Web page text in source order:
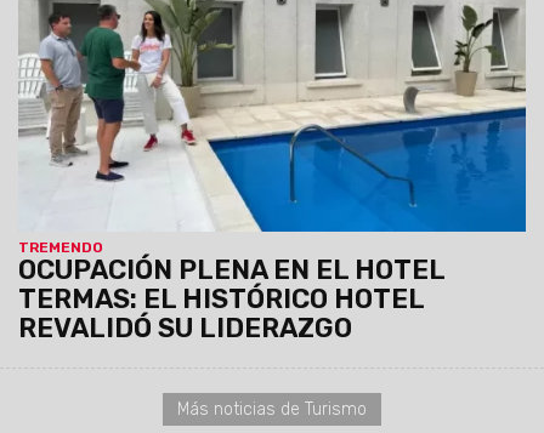
TREMENDO
OCUPACIÓN PLENA EN EL HOTEL
TERMAS: EL HISTÓRICO HOTEL
REVALIDÓ SU LIDERAZGO
100%, consolidándose como uno de los destinos más
elegidos del sur provincial durante el fin de semana largo,
según datos confirmados por la prensa local.
Más noticias de Turismo